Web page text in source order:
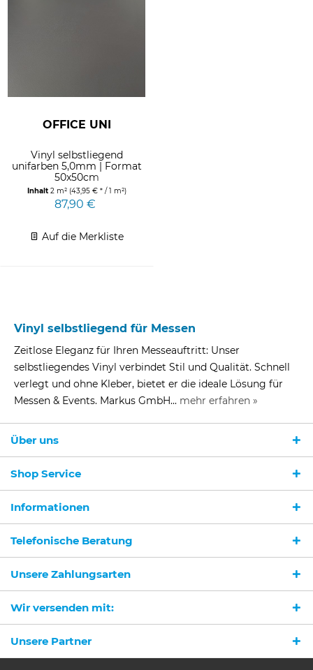
OFFICE UNI
Vinyl selbstliegend
unifarben 5,0mm | Format
50x50cm
Inhalt 2 m² (43,95 € * / 1 m²)
87,90 €
Auf die Merkliste
Vinyl selbstliegend für Messen
Zeitlose Eleganz für Ihren Messeauftritt: Unser
selbstliegendes Vinyl verbindet Stil und Qualität. Schnell
verlegt und ohne Kleber, bietet er die ideale Lösung für
Messen & Events. Markus GmbH... mehr erfahren »
Über uns
Shop Service
Informationen
Telefonische Beratung
Unsere Zahlungsarten
Wir versenden mit:
Unsere Partner